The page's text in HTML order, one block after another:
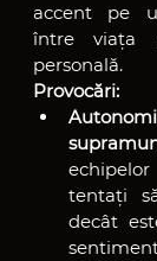
accent pe
între viața
personală.
Provocări:
tentați
decât